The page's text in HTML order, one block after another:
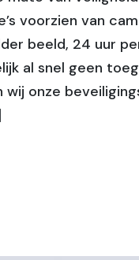
voorzien van
beeld, 24 uur
al snel geen
wij onze